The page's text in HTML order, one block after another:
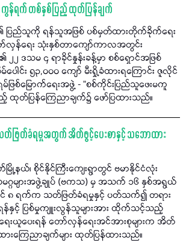
န်ရက် တစ်နှစ်ပြည့် ထုတ်ပြန်ချက်
ပြည်သူကို ရန်သူအဖြစ် ပစ်မှတ်ထားတိုက်ခိုက်ရေး
ာ်လှန်ရေး သုံးနှစ်တာကျော်ကာလအတွင်း
၂ ဒသမ ၄ ရာခိုင်နှုန်းခန့်မှာ စစ်ရှောင်အဖြစ်
ါင်း ၅၃,၀၀၀ ကျော် မီးရှို့ခံထားရကြောင်း ဇူလိုင်
ြစ်မြောက်ရေးအဖွဲ့ - “စစ်ကိုင်းပြည်သူဖေးမကူ
တ်ပြန်ကြေညာချက်၌ ဖော်ပြထားသည်။
ြတ်ခံရမှုအတွက် အိတ်ဖွင့်ပေးစာနှင့် သဘောထား
နယ်၊ စိုင်နိုင်ကြီးကျေးရွာတွင် ဗမာနိုင်ငံလုံး
မဂ္ဂများအဖွဲ့ချုပ် (ဗကသ) မှ အသက် ၁၆ နှစ်အရွယ်
င် ၈ ရက်က သတ်ဖြတ်ခံရမှုနှင့် ပတ်သက်၍ တရား
န်နှင့် ပြစ်မှုကျူးလွန်သူများအား ထိုက်သင့်သည့်
ရေးယူပေးရန် တော်လှန်ရေးအင်အားစုများက အိတ်
းကြေညာချက်များ ထုတ်ပြန်ထားသည်။